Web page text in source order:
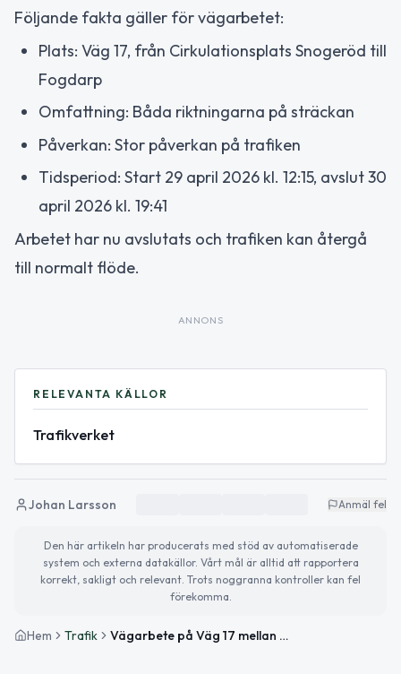
Följande fakta gäller för vägarbetet:
Plats: Väg 17, från Cirkulationsplats Snogeröd till
Fogdarp
Omfattning: Båda riktningarna på sträckan
Påverkan: Stor påverkan på trafiken
Tidsperiod: Start 29 april 2026 kl. 12:15, avslut 30
april 2026 kl. 19:41
Arbetet har nu avslutats och trafiken kan återgå
till normalt flöde.
ANNONS
RELEVANTA KÄLLOR
Trafikverket
Johan Larsson Anmäl fel
Den här artikeln har producerats med stöd av automatiserade
system och externa datakällor. Vårt mål är alltid att rapportera
korrekt, sakligt och relevant. Trots noggranna kontroller kan fel
förekomma.
Hem Trafik Vägarbete på Väg 17 mellan Snogeröd och Fogdarp avslutat